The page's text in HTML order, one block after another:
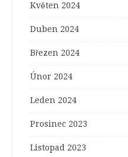
Květen 2024
Duben 2024
Březen 2024
Únor 2024
Leden 2024
Prosinec 2023
Listopad 2023